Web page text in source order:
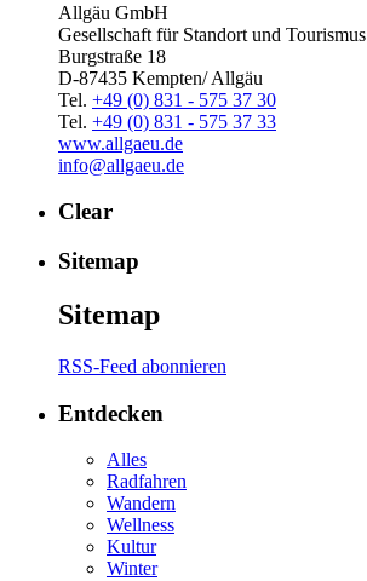
Allgäu GmbH
Gesellschaft für Standort und Tourismus
Burgstraße 18
D-87435 Kempten/ Allgäu
Tel. +49 (0) 831 - 575 37 30
Tel. +49 (0) 831 - 575 37 33
www.allgaeu.de
info@allgaeu.de
Clear
Sitemap
Sitemap
RSS-Feed abonnieren
Entdecken
Alles
Radfahren
Wandern
Wellness
Kultur
Winter